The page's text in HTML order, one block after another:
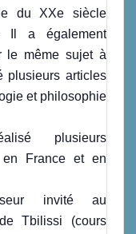
du XXe siècle
Il a également
le même sujet à
plusieurs articles
et philosophie
plusieurs
en France et en
invité au
Tbilissi (cours